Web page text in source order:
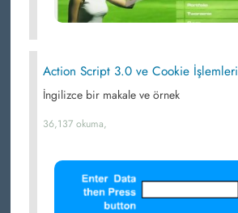
Action Script 3.0 ve Cookie İşlemleri
İngilizce bir makale ve örnek
36,137 okuma,